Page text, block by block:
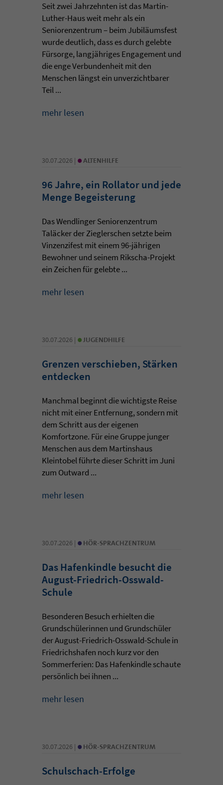
Seit zwei Jahrzehnten ist das Martin-
Luther-Haus weit mehr als ein
Seniorenzentrum – beim Jubiläumsfest
wurde deutlich, dass es durch gelebte
Fürsorge, langjähriges Engagement und
die enge Verbundenheit mit den
Menschen längst ein unverzichtbarer
Teil ...
mehr lesen
30.07.2026 | • ALTENHILFE
96 Jahre, ein Rollator und jede
Menge Begeisterung
Das Wendlinger Seniorenzentrum
Taläcker der Zieglerschen setzte beim
Vinzenzifest mit einem 96-jährigen
Bewohner und seinem Rikscha-Projekt
ein Zeichen für gelebte ...
mehr lesen
30.07.2026 | • JUGENDHILFE
Grenzen verschieben, Stärken
entdecken
Manchmal beginnt die wichtigste Reise
nicht mit einer Entfernung, sondern mit
dem Schritt aus der eigenen
Komfortzone. Für eine Gruppe junger
Menschen aus dem Martinshaus
Kleintobel führte dieser Schritt im Juni
zum Outward ...
mehr lesen
30.07.2026 | • HÖR-SPRACHZENTRUM
Das Hafenkindle besucht die
August-Friedrich-Osswald-
Schule
Besonderen Besuch erhielten die
Grundschülerinnen und Grundschüler
der August-Friedrich-Osswald-Schule in
Friedrichshafen noch kurz vor den
Sommerferien: Das Hafenkindle schaute
persönlich bei ihnen ...
mehr lesen
30.07.2026 | • HÖR-SPRACHZENTRUM
Schulschach-Erfolge